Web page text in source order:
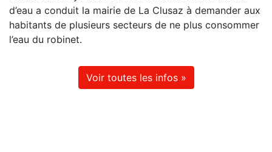
d’eau a conduit la mairie de La Clusaz à demander aux
habitants de plusieurs secteurs de ne plus consommer
l’eau du robinet.
Voir toutes les infos »